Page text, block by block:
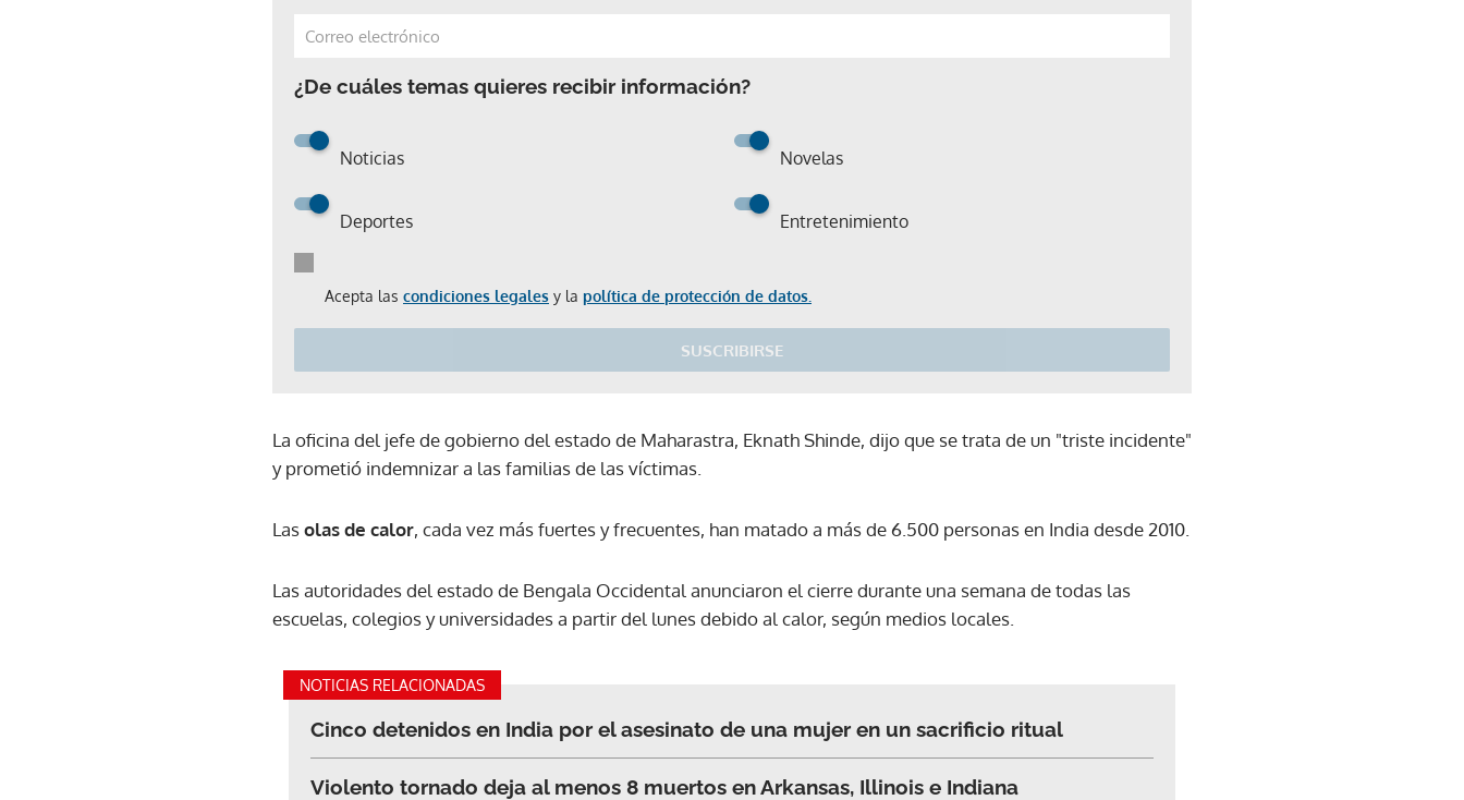
¿De cuáles temas quieres recibir información?
Noticias Novelas
Deportes Entretenimiento
Acepta las condiciones legales y la política de protección de datos.
SUSCRIBIRSE
Gracias por suscribirte a nuestro boletín.
La oficina del jefe de gobierno del estado de Maharastra, Eknath Shinde, dijo que se trata de un "triste incidente"
y prometió indemnizar a las familias de las víctimas.
Lasolas de calor, cada vez más fuertes y frecuentes, han matado a más de 6.500 personas en India desde 2010.
Las autoridades del estado de Bengala Occidental anunciaron el cierre durante una semana de todas las
escuelas, colegios y universidades a partir del lunes debido al calor, según medios locales.
NOTICIAS RELACIONADAS
Cinco detenidos en India por el asesinato de una mujer en un sacrificio ritual
Violento tornado deja al menos 8 muertos en Arkansas, Illinois e Indiana